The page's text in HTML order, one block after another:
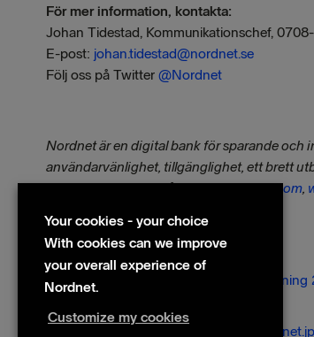
För mer information, kontakta:
Johan Tidestad, Kommunikationschef,
E-post: johan.tidestad@nordnet.se
Följ oss på Twitter @Nordnet
Nordnet är en digital bank för sparande och
användarvänlighet, tillgänglighet, ett brett
sparare.Besök oss påwww.nordnetab.com,
Files
Nordnets års- och hållbarhetsredovisning
Images
Anders Danielsson, acting CEO
Your cookies - your choice
With cookies can we improve
your overall experience of
Nordnet.
Customize my cookies